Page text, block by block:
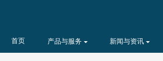
首页 产品与服务 新闻与资讯